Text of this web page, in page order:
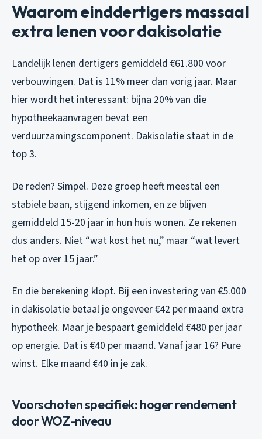
Waarom einddertigers massaal
extra lenen voor dakisolatie
Landelijk lenen dertigers gemiddeld €61.800 voor
verbouwingen. Dat is 11% meer dan vorig jaar. Maar
hier wordt het interessant: bijna 20% van die
hypotheekaanvragen bevat een
verduurzamingscomponent. Dakisolatie staat in de
top 3.
De reden? Simpel. Deze groep heeft meestal een
stabiele baan, stijgend inkomen, en ze blijven
gemiddeld 15-20 jaar in hun huis wonen. Ze rekenen
dus anders. Niet “wat kost het nu,” maar “wat levert
het op over 15 jaar.”
En die berekening klopt. Bij een investering van €5.000
in dakisolatie betaal je ongeveer €42 per maand extra
hypotheek. Maar je bespaart gemiddeld €480 per jaar
op energie. Dat is €40 per maand. Vanaf jaar 16? Pure
winst. Elke maand €40 in je zak.
Voorschoten specifiek: hoger rendement
door WOZ-niveau